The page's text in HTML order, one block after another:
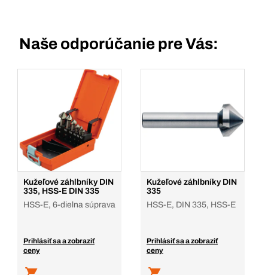
Naše odporúčanie pre Vás:
Kužeľové záhlbníky DIN
335, HSS-E DIN 335
HSS-E, 6-dielna súprava
Prihlásiť sa a zobraziť
ceny
Kužeľové záhlbníky DIN
335
HSS-E, DIN 335, HSS-E
Prihlásiť sa a zobraziť
ceny